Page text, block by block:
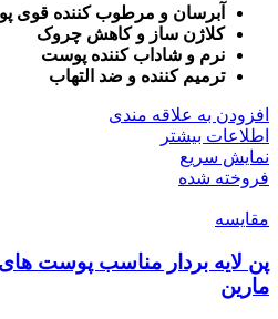
was:
490,000 تومان.
is:
450,000 تومان.
آبرسان و مرطوب کننده قوی
کلاژن ساز و کاهش چروک
نرم و شاداب کننده پوست
ترمیم کننده و ضد التهاب
افزودن به علاقه مندی
اطلاعات بیشتر
نمایش سریع
فروخته شده
مقايسه
پن لایه بردار مناسب پوست
مارین